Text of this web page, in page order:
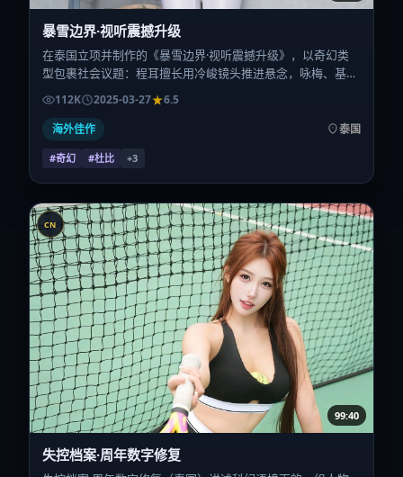
暴雪边界·视听震撼升级
在泰国立项并制作的《暴雪边界·视听震撼升级》，以奇幻类
型包裹社会议题：程耳擅长用冷峻镜头推进悬念，咏梅、基里
安·墨菲、张家辉、胡歌、张子枫、吴京的对手戏为看点之
一。上映时间：2025-03-27；片长125分钟；适合关注现实质
感与类型片结构的观众。
112K 2025-03-27
6.5
海外佳作
泰国
#奇幻 #杜比 +3
CN
99:40
失控档案·周年数字修复